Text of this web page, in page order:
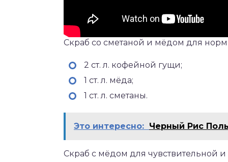
Скраб со сметаной и мёдом для
2 ст. л. кофейной гущи;
1 ст. л. мёда;
1 ст. л. сметаны.
Это интересно: Черный Рис
Скраб с мёдом для чувствительной и